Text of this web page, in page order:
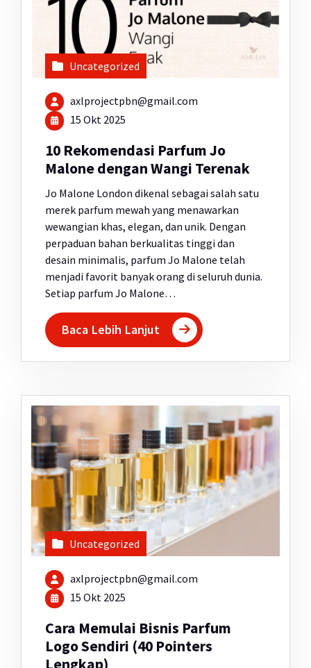
Uncategorized
axlprojectpbn@gmail.com
15 Okt 2025
10 Rekomendasi Parfum Jo
Malone dengan Wangi Terenak
Jo Malone London dikenal sebagai salah satu
merek parfum mewah yang menawarkan
wewangian khas, elegan, dan unik. Dengan
perpaduan bahan berkualitas tinggi dan
desain minimalis, parfum Jo Malone telah
menjadi favorit banyak orang di seluruh dunia.
Setiap parfum Jo Malone…
Baca Lebih Lanjut
Uncategorized
axlprojectpbn@gmail.com
15 Okt 2025
Cara Memulai Bisnis Parfum
Logo Sendiri (40 Pointers
Lengkap)